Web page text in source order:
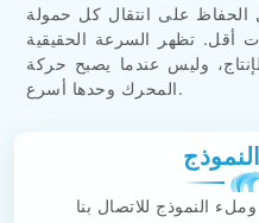
على انتقال كل حمولة
أقل. تظهر السرعة الحقيقية
وليس عندما يصبح حركة
المحرك وحدها أسرع.